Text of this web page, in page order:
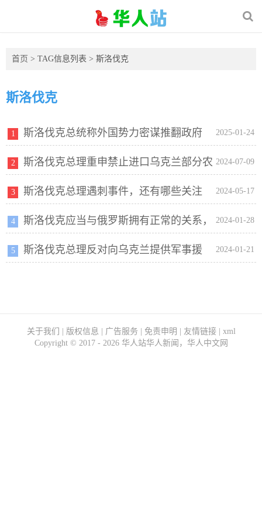
首页 > TAG信息列表 > 斯洛伐克
斯洛伐克
2025-01-24
1 斯洛伐克总统称外国势力密谋推翻政府
2024-07-09
2 斯洛伐克总理重申禁止进口乌克兰部分农
产品 2024-05-17
3 斯洛伐克总理遇刺事件，还有哪些关注
点？ 2024-01-28
4 斯洛伐克应当与俄罗斯拥有正常的关系，
并承诺朝此方向采取行动 2024-01-21
5 斯洛伐克总理反对向乌克兰提供军事援
关于我们 版权信息 广告服务 免责申明 友情链接| xml
Copyright © 2017 - 2026 华人站华人新闻，华人中文网